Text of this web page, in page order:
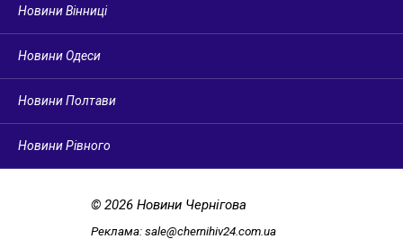
Новини Вінниці
Новини Одеси
Новини Полтави
Новини Рівного
© 2026 Новини Чернігова
Реклама:sale@chernihiv24.com.ua